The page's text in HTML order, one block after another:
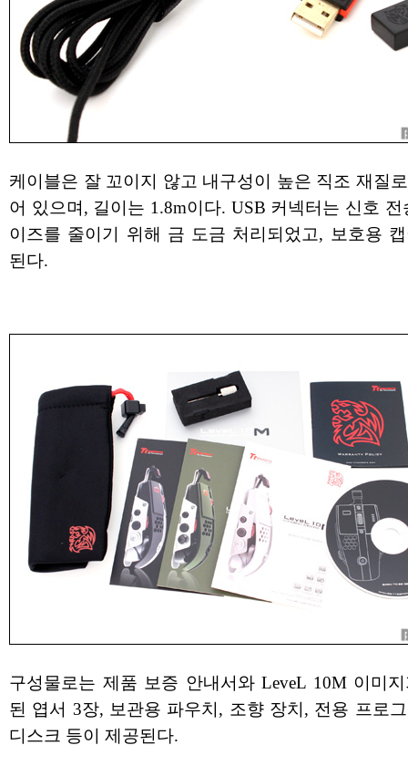
케이블은 잘 꼬이지 않고 내구성이 높은 직조 재질
어 있으며, 길이는 1.8m이다. USB 커넥터는 신호 전
이즈를 줄이기 위해 금 도금 처리되었고, 보호용
된다.
구성물로는 제품 보증 안내서와 LeveL 10M 이미
된 엽서 3장, 보관용 파우치, 조향 장치, 전용 프로
디스크 등이 제공된다.